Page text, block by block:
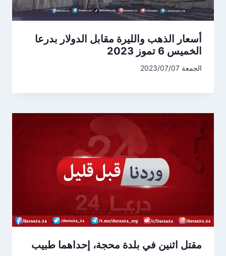
أسعار الذهب والليرة مقابل الدولار بدرعا
الخميس 6 تموز 2023
الجمعة 2023/07/07
مقتل اثنين في بلدة محجة، إحداهما طبيب